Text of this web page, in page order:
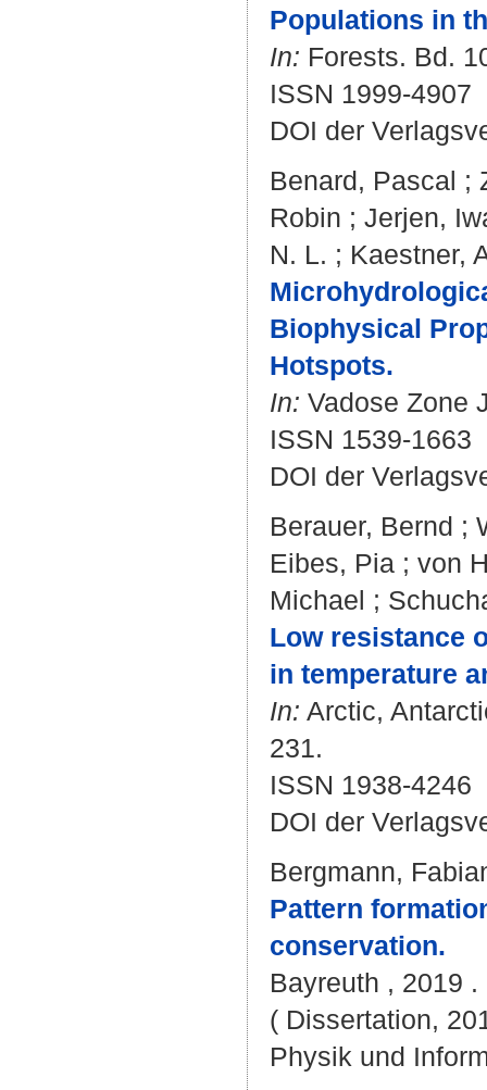
Populations in
In: Forests. Bd.
ISSN 1999-4907
DOI der
Benard, Pascal ;
Robin ; Jerjen,
N. L. ; Kaestner,
Biophysical
Hotspots.
In: Vadose Zone
ISSN 1539-1663
DOI der
Berauer, Bernd ;
Eibes, Pia ; von
Michael ;
Low resistance
in temperature
In: Arctic,
231.
ISSN 1938-4246
DOI der
Bergmann,
Pattern
conservation.
Bayreuth , 2019 .
( Dissertation,
Physik und